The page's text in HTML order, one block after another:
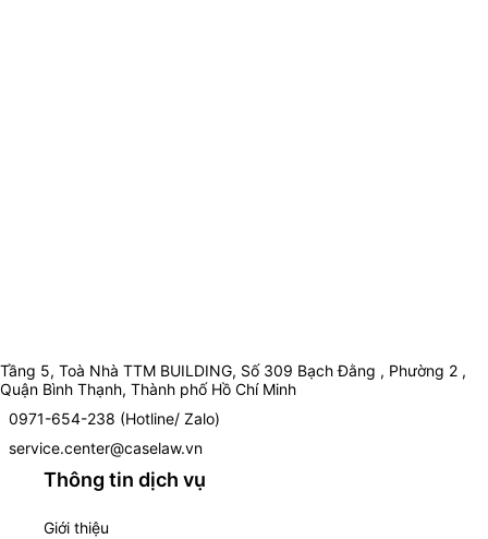
Tầng 5, Toà Nhà TTM BUILDING, Số 309 Bạch Đằng , Phường 2 ,
Quận Bình Thạnh, Thành phố Hồ Chí Minh
0971-654-238 (Hotline/ Zalo)
service.center@caselaw.vn
Thông tin dịch vụ
Giới thiệu